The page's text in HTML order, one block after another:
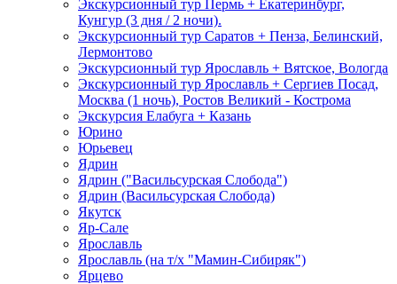
Экскурсионный тур Пермь + Екатеринбург,
Кунгур (3 дня / 2 ночи).
Экскурсионный тур Саратов + Пенза, Белинский,
Лермонтово
Экскурсионный тур Ярославль + Вятское, Вологда
Экскурсионный тур Ярославль + Сергиев Посад,
Москва (1 ночь), Ростов Великий - Кострома
Экскурсия Елабуга + Казань
Юрино
Юрьевец
Ядрин
Ядрин ("Васильсурская Слобода")
Ядрин (Васильсурская Слобода)
Якутск
Яр-Сале
Ярославль
Ярославль (на т/х "Мамин-Сибиряк")
Ярцево